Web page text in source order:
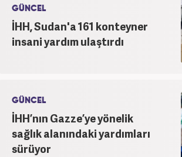
GÜNCEL
İHH, Sudan'a 161 konteyner
insani yardım ulaştırdı
GÜNCEL
İHH’nın Gazze’ye yönelik
sağlık alanındaki yardımları
sürüyor